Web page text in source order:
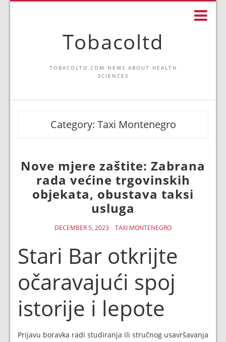
Tobacoltd
TOBACOLTD.COM NEWS ABOUT HEALTH
SCIENCES
Category: Taxi Montenegro
Nove mjere zaštite: Zabrana
rada većine trgovinskih
objekata, obustava taksi
usluga
DECEMBER 5, 2023 TAXI MONTENEGRO
Stari Bar otkrijte
očaravajući spoj
istorije i lepote
Prijavu boravka radi studiranja ili stručnog usavršavanja